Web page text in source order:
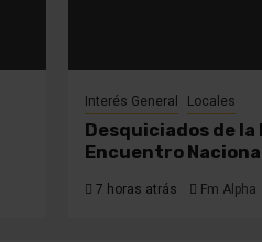
Interés General Locales
Desquiciados de
Encuentro
7 horas atrás Fm Alpha